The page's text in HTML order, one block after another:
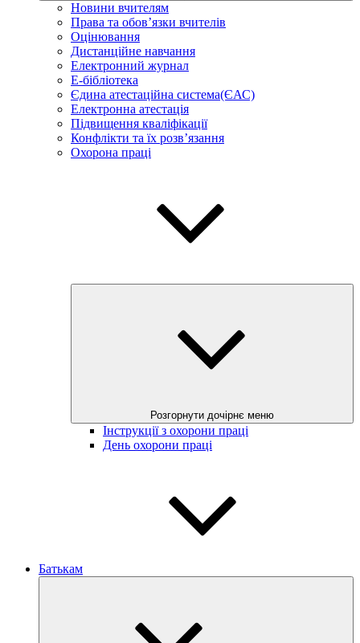
Новини вчителям
Права та обов’язки вчителів
Оцінювання
Дистанційне навчання
Електронний журнал
E-бібліотека
Єдина атестаційна система(ЄАС)
Електронна атестація
Підвищення кваліфікації
Конфлікти та їх розв’язання
Охорона праці
Розгорнути дочірнє меню
Інструкції з охорони праці
День охорони праці
Батькам